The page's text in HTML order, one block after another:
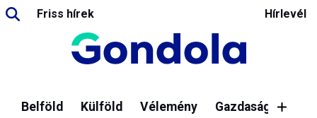
Friss hírek Hírlevél
Belföld Külföld Vélemény Gazdaság